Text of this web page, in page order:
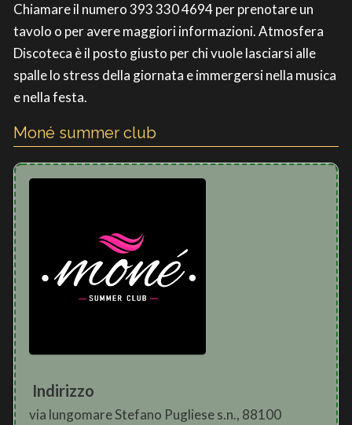
Chiamare il numero 393 330 4694 per prenotare un
tavolo o per avere maggiori informazioni. Atmosfera
Discoteca è il posto giusto per chi vuole lasciarsi alle
spalle lo stress della giornata e immergersi nella musica
e nella festa.
Moné summer club
Indirizzo
via lungomare Stefano Pugliese s.n., 88100